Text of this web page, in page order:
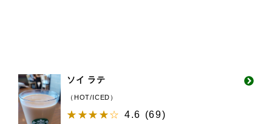
ソイ ラテ
（HOT/ICED）
4.6 (69)